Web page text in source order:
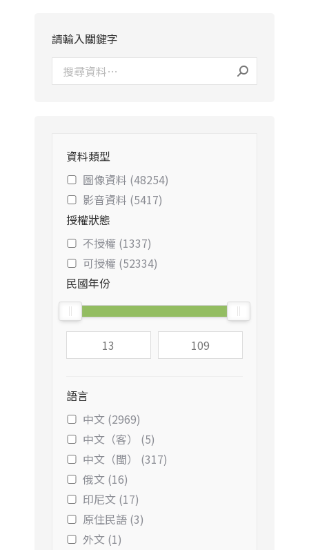
請輸入關鍵字
資料類型
圖像資料 (48254)
影音資料 (5417)
授權狀態
不授權 (1337)
可授權 (52334)
民國年份
語言
中文 (2969)
中文（客） (5)
中文（閩） (317)
俄文 (16)
印尼文 (17)
原住民語 (3)
外文 (1)